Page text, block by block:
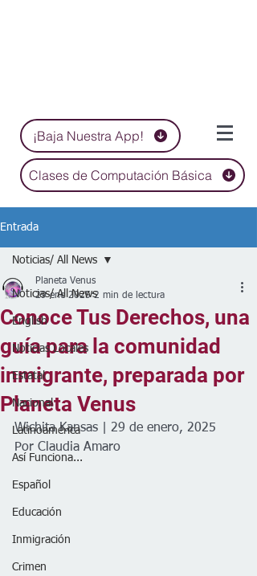
¡Baja Nuestra App!
Clases de Computación Básica
Entrada
Noticias/ All News
English
Noticias Locales
Estatal
Nacional
Latinoamérica
Así Funciona...
Español
Educación
Inmigración
Crimen
Noticias/ All News
Conoce Tus Derechos, una
guía para la comunidad
inmigrante, preparada por
Planeta Venus
Planeta Venus
29 ene 2025 2 min de lectura
Wichita Kansas | 29 de enero, 2025
Por Claudia Amaro